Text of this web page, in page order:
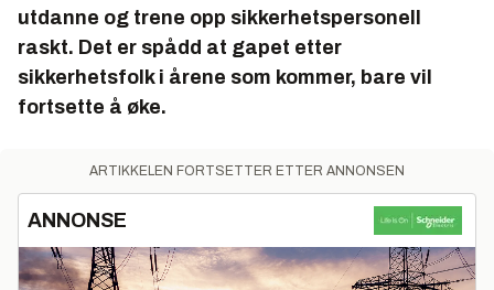
utdanne og trene opp sikkerhetspersonell
raskt. Det er spådd at gapet etter
sikkerhetsfolk i årene som kommer, bare vil
fortsette å øke.
ARTIKKELEN FORTSETTER ETTER ANNONSEN
ANNONSE